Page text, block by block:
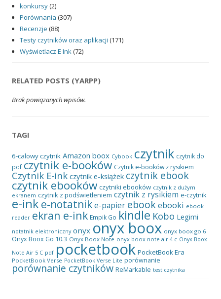
konkursy(2)
Porównania (307)
Recenzje (88)
Testy czytników oraz aplikacji (171)
Wyświetlacz E Ink(72)
RELATED POSTS (YARPP)
Brak powiązanych wpisów.
TAGI
6-calowy czytnik Amazon boox Cybook czytnik czytnik do
pdf czytnik e-booków Czytnik e-booków z rysikiem
Czytnik E-ink czytnik e-książek czytnik ebook
czytnik ebooków czytniki ebooków czytnik z dużym
ekranem czytnik z podświetleniem czytnik z rysikiem e-czytnik
e-ink e-notatnike-papier ebookebooki ebook
reader ekran e-ink Empik Go kindle Kobo Legimi
notatnik elektroniczny onyx onyx boox onyx boox go 6
Onyx Boox Go 10.3 Onyx Boox Note onyx boox note air 4 c Onyx Boox
Note Air 5 C pdf pocketbook PocketBook Era
PocketBook Verse PocketBook Verse Lite porównanie
porównanie czytników ReMarkable test czytnika